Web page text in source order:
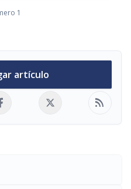
1
artículo
rss_feed